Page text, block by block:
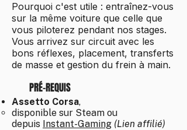
Pourquoi c'est utile : entraînez-vous
sur la même voiture que celle que
vous piloterez pendant nos stages.
Vous arrivez sur circuit avec les
bons réflexes, placement, transferts
de masse et gestion du frein à main.
PRÉ-REQUIS
Assetto Corsa,
disponible sur Steam ou
depuis Instant-Gaming (Lien affilié)